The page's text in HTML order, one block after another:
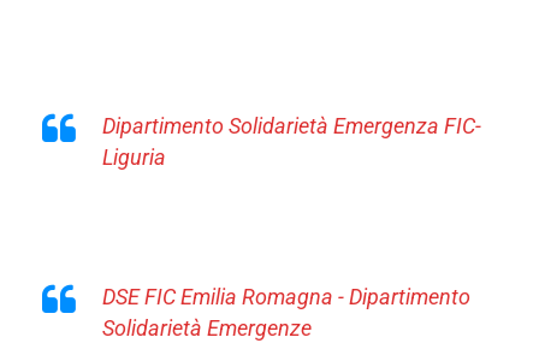
Dipartimento Solidarietà Emergenza FIC-
Liguria
DSE FIC Emilia Romagna - Dipartimento
Solidarietà Emergenze